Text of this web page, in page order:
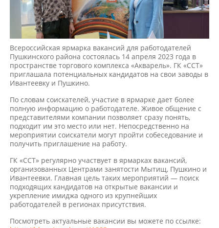
Всероссийская ярмарка вакансий для работодателей
Пушкинского района состоялась 14 апреля 2023 года в
пространстве торгового комплекса «Акварель». ГК «ССТ»
приглашала потенциальных кандидатов на свои заводы в
Ивантеевку и Пушкино.
По словам соискателей, участие в ярмарке дает более
полную информацию о работодателе. Живое общение с
представителями компании позволяет сразу понять,
подходит им это место или нет. Непосредственно на
мероприятии соискатели могут пройти собеседование и
получить приглашение на работу.
ГК «ССТ» регулярно участвует в ярмарках вакансий,
организованных Центрами занятости Мытищ, Пушкино и
Ивантеевки. Главная цель таких мероприятий — поиск
подходящих кандидатов на открытые вакансии и
укрепление имиджа одного из крупнейших
работодателей в регионах присутствия.
Посмотреть актуальные вакансии вы можете по ссылке: